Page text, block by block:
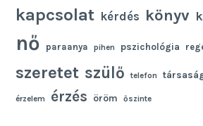
kapcsolat kérdés könyv
nő paraanya pihen pszichológia
szeretet szülő telefon
érzelem érzés öröm őszinte